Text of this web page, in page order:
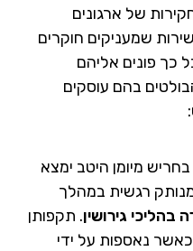
של ארגונים
שמעניקים חוקרים
כך פונים אליהם
בהם עוסקים
מיומן היטב ימצא
מנותק רגשית במהלך
בהליכי גירושין. תקפותן
כאשר נאספות על ידי